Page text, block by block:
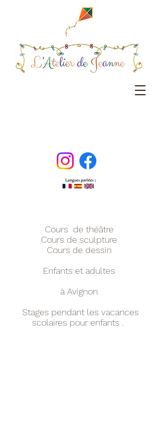
Cours de théâtre
Cours de sculpture
Cours de dessin
Enfants et adultes
à Avignon
Stages pendant les vacances
scolaires pour enfants .